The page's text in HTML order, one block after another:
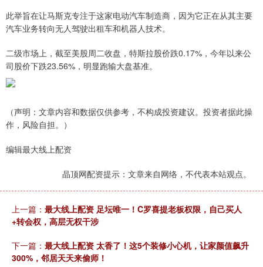
此举旨在让马斯克专注于这家电动汽车制造商，因为它正在从其主要
汽车业务转向无人驾驶出租车和机器人技术。
二级市场上，截至美股周二收盘，特斯拉股价跌0.17%，今年以来公
司股价下跌23.56%，明显跑输大盘基准。
（声明：文章内容和数据仅供参考，不构成投资建议。投资者据此操
作，风险自担。）
编辑最大线上配资
晶顶网配资提示：文章来自网络，不代表本站观点。
上一篇： 最大线上配资 足坛唯一！C罗喜提老板权限，自己买人
+转会权，高层无权干涉
下一篇： 最大线上配资 太香了！这5个装修小心机，让家颜值飙升
300%，邻居天天来偷师！